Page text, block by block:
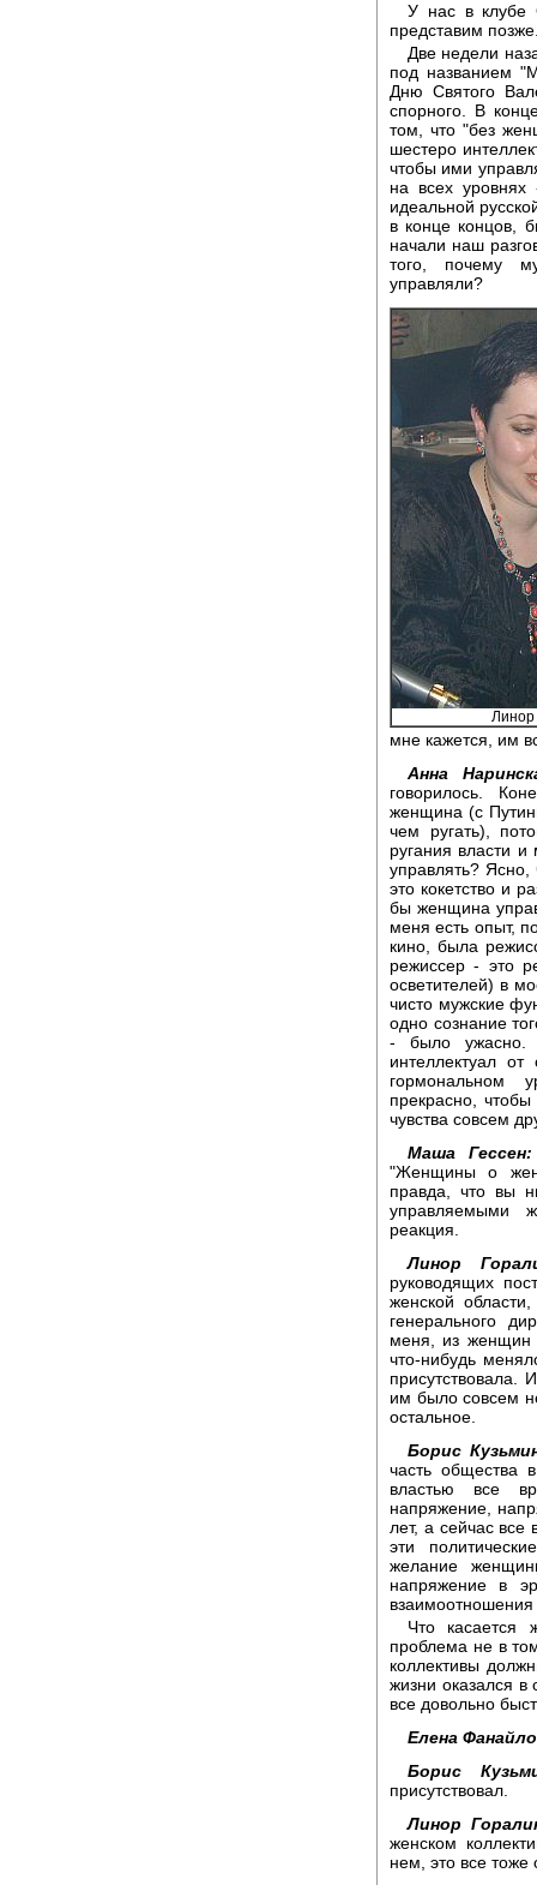
У нас в клубе
представим
Две недели
под названием
Дню Святого
спорного. В
том, что "без
шестеро
чтобы ими
на всех уровнях
идеальной
в конце концов,
начали наш
того, почему
управляли?
Линор
мне кажется, им
Анна
говорилось.
женщина (с
чем ругать),
ругания власти
управлять?
это кокетство и
бы женщина
меня есть опыт,
кино, была
режиссер - это
осветителей) в
чисто мужские
одно сознание
- было ужасно.
интеллектуал
гормональном
прекрасно,
чувства совсем
Маша Гессен:
"Женщины о
правда, что вы
управляемыми
реакция.
Линор
руководящих
женской
генерального
меня, из женщин
что-нибудь
им было совсем
остальное.
Борис
часть общества
властью все
напряжение,
лет, а сейчас все
эти
желание
напряжение в
взаимоотношения
Что касается
проблема не в
коллективы
жизни оказался
все довольно
Елена
Борис
присутствовал.
Линор
женском
нем, это все тоже